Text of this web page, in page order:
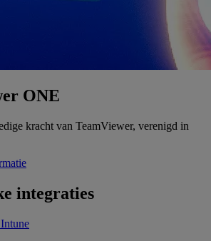
ONE
kracht van TeamViewer, verenigd in
integraties